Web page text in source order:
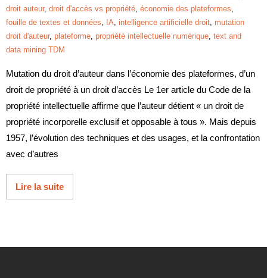
droit auteur, droit d'accès vs propriété, économie des plateformes,
fouille de textes et données, IA, intelligence artificielle droit, mutation
droit d'auteur, plateforme, propriété intellectuelle numérique, text and
data mining TDM
Mutation du droit d’auteur dans l’économie des plateformes, d’un
droit de propriété à un droit d’accès Le 1er article du Code de la
propriété intellectuelle affirme que l’auteur détient « un droit de
propriété incorporelle exclusif et opposable à tous ». Mais depuis
1957, l’évolution des techniques et des usages, et la confrontation
avec d’autres
Lire la suite